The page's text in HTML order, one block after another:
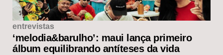
entrevistas
‘melodia&barulho’: maui lança primeiro
álbum equilibrando antíteses da vida